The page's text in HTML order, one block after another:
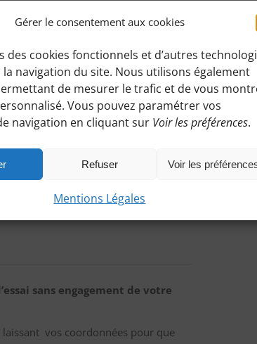
Gérer le consentement aux cookies
des cookies fonctionnels et d’autres
la navigation du site. Nous utilisons également
de mesurer le trafic et de vous
Vous pouvez paramétrer vos
navigation en cliquant sur Voir les préférences.
Refuser Voir les
Mentions Légales
les informations de rendez-
sans engagement de votre
vos coordonnées pour que